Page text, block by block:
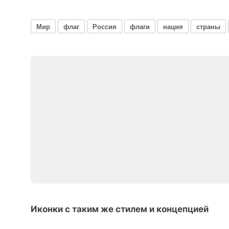
Мир флаг Россия флаги нация страны
Иконки с таким же стилем и концепцией